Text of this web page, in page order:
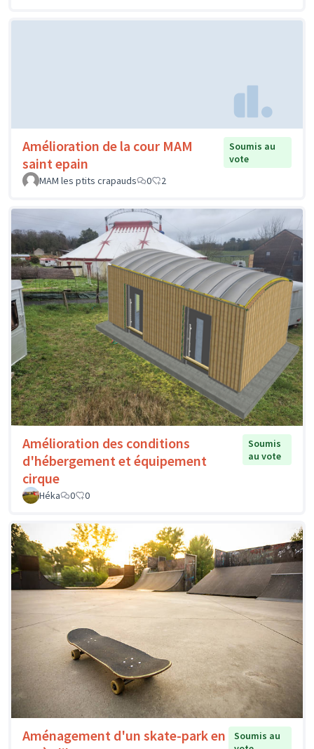
Amélioration de la cour MAM
saint epain
Soumis au
vote
MAM les ptits crapauds
0 2
Amélioration des conditions
d'hébergement et équipement
cirque
Soumis
au vote
Héka 0 0
Aménagement d'un skate-park en
Soumis au